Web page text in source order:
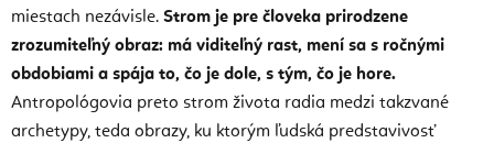
miestach nezávisle. Strom je pre človeka prirodzene
zrozumiteľný obraz: má viditeľný rast, mení sa s ročnými
obdobiami a spája to, čo je dole, s tým, čo je hore.
Antropológovia preto strom života radia medzi takzvané
archetypy, teda obrazy, ku ktorým ľudská predstavivosť